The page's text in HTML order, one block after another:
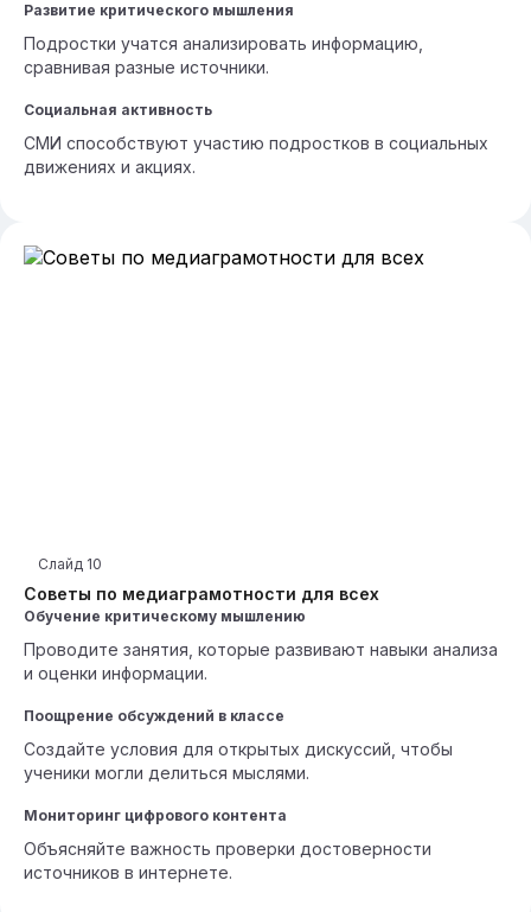
Развитие критического мышления
Подростки учатся анализировать информацию,
сравнивая разные источники.
Социальная активность
СМИ способствуют участию подростков в социальных
движениях и акциях.
Советы по медиаграмотности для всех
Слайд 10
Обучение критическому мышлению
Проводите занятия, которые развивают навыки анализа
и оценки информации.
Поощрение обсуждений в классе
Создайте условия для открытых дискуссий, чтобы
ученики могли делиться мыслями.
Мониторинг цифрового контента
Объясняйте важность проверки достоверности
источников в интернете.